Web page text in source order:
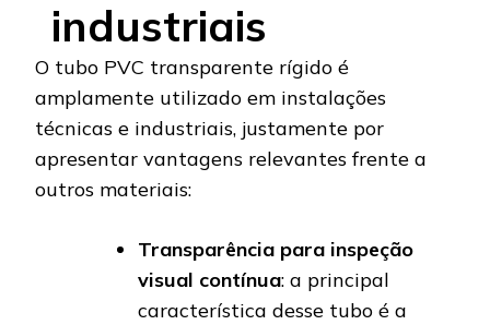
industriais
O tubo PVC transparente rígido é
amplamente utilizado em instalações
técnicas e industriais, justamente por
apresentar vantagens relevantes frente a
outros materiais:
Transparência para inspeção
visual contínua: a principal
característica desse tubo é a